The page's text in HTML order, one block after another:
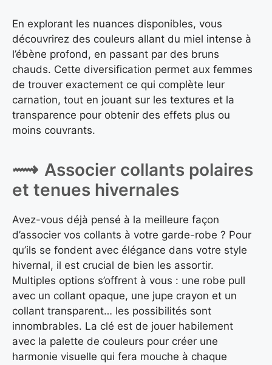
En explorant les nuances disponibles, vous
découvrirez des couleurs allant du miel intense à
l’ébène profond, en passant par des bruns
chauds. Cette diversification permet aux femmes
de trouver exactement ce qui complète leur
carnation, tout en jouant sur les textures et la
transparence pour obtenir des effets plus ou
moins couvrants.
Associer collants polaires
et tenues hivernales
Avez-vous déjà pensé à la meilleure façon
d’associer vos collants à votre garde-robe ? Pour
qu’ils se fondent avec élégance dans votre style
hivernal, il est crucial de bien les assortir.
Multiples options s’offrent à vous : une robe pull
avec un collant opaque, une jupe crayon et un
collant transparent… les possibilités sont
innombrables. La clé est de jouer habilement
avec la palette de couleurs pour créer une
harmonie visuelle qui fera mouche à chaque